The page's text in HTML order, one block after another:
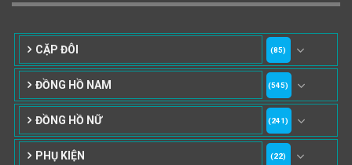
42mm 43mm 44-47mm
10
48-52mm
1
CẶP ĐÔI (85)
ĐỒNG HỒ NAM (545)
ĐỒNG HỒ NỮ (241)
PHỤ KIỆN (22)